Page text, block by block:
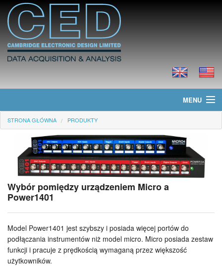
MENU
Strona główna
Informacje
Produkty
Cennik
Pliki do ściągnięcia
Samouczki
Wsparcie
STRONA GŁÓWNA PRODUKTY
Wybór pomiędzy urządzeniem Micro a
Power1401
Model Power1401 jest szybszy i posiada więcej portów do
podłączania instrumentów niż model micro. Micro posiada zestaw
funkcji i pracuje z prędkością wymaganą przez większość
użytkowników.